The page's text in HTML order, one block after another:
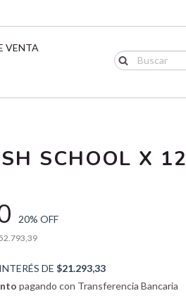
VENTA
SCHOOL X 12
20% OFF
DE $21.293,33
pagando con Transferencia Bancaria